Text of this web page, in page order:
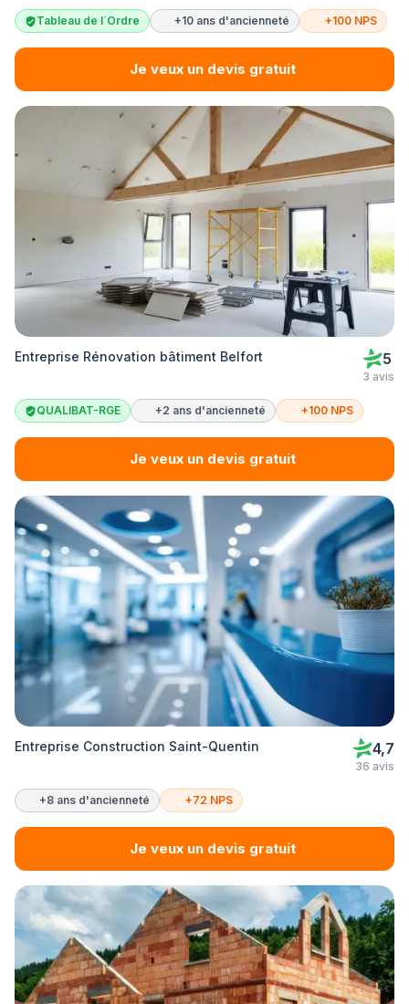
Tableau de l´Ordre +10 ans d'ancienneté +100 NPS
Je veux un devis gratuit
Entreprise Rénovation bâtiment Belfort 5
3 avis
QUALIBAT-RGE +2 ans d'ancienneté +100 NPS
Je veux un devis gratuit
Entreprise Construction Saint-Quentin 4,7
36 avis
+8 ans d'ancienneté +72 NPS
Je veux un devis gratuit